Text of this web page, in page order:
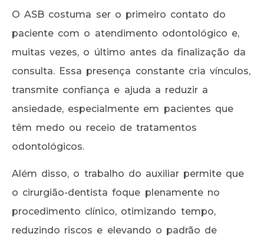
O ASB costuma ser o primeiro contato do
paciente com o atendimento odontológico e,
muitas vezes, o último antes da finalização da
consulta. Essa presença constante cria vínculos,
transmite confiança e ajuda a reduzir a
ansiedade, especialmente em pacientes que
têm medo ou receio de tratamentos
odontológicos.
Além disso, o trabalho do auxiliar permite que
o cirurgião-dentista foque plenamente no
procedimento clínico, otimizando tempo,
reduzindo riscos e elevando o padrão de